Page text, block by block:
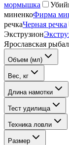
мормышка
миненкоФирма
речкаЧерная речка
Экструзион
Ярославская
Объем (мл)
Вес, кг
Длина намотки
Тест удилища
Техника ловли
Размер